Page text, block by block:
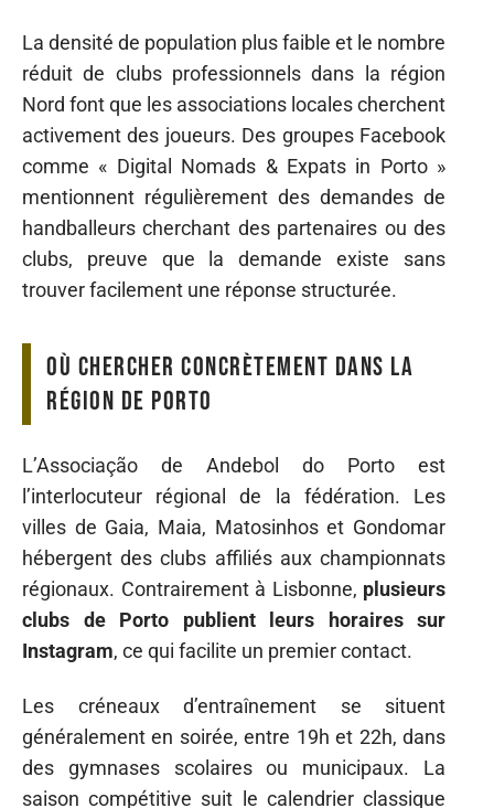
La densité de population plus faible et le nombre
réduit de clubs professionnels dans la région
Nord font que les associations locales cherchent
activement des joueurs. Des groupes Facebook
comme « Digital Nomads & Expats in Porto »
mentionnent régulièrement des demandes de
handballeurs cherchant des partenaires ou des
clubs, preuve que la demande existe sans
trouver facilement une réponse structurée.
Où chercher concrètement dans la
région de Porto
L’Associação de Andebol do Porto est
l’interlocuteur régional de la fédération. Les
villes de Gaia, Maia, Matosinhos et Gondomar
hébergent des clubs affiliés aux championnats
régionaux. Contrairement à Lisbonne, plusieurs
clubs de Porto publient leurs horaires sur
Instagram, ce qui facilite un premier contact.
Les créneaux d’entraînement se situent
généralement en soirée, entre 19h et 22h, dans
des gymnases scolaires ou municipaux. La
saison compétitive suit le calendrier classique